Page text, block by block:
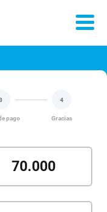
pago
4
Gracias
70.000